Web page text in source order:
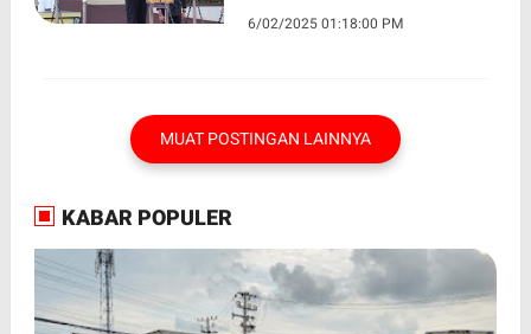
6/02/2025 01:18:00 PM
MUAT POSTINGAN LAINNYA
KABAR POPULER